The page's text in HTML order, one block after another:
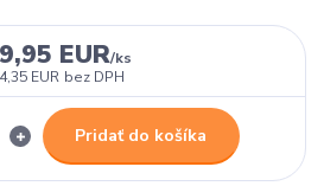
EUR/ks
EUR bez DPH
Pridať do košíka